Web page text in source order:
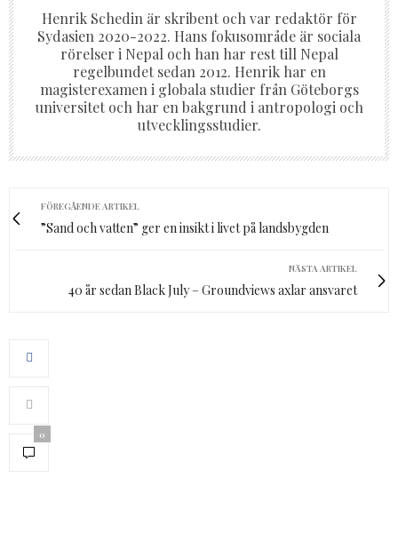
Henrik Schedin är skribent och var redaktör för
Sydasien 2020-2022. Hans fokusområde är sociala
rörelser i Nepal och han har rest till Nepal
regelbundet sedan 2012. Henrik har en
magisterexamen i globala studier från Göteborgs
universitet och har en bakgrund i antropologi och
utvecklingsstudier.
FÖREGÅENDE ARTIKEL
”Sand och vatten” ger en insikt i livet på landsbygden
NÄSTA ARTIKEL
40 år sedan Black July – Groundviews axlar ansvaret
0